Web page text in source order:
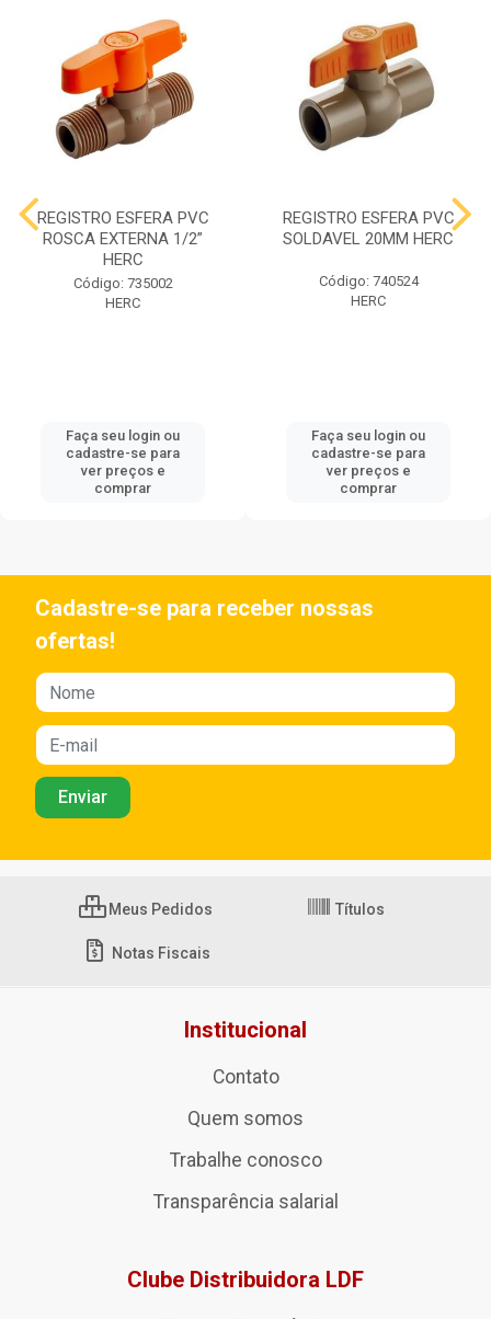
REGISTRO ESFERA PVC
ROSCA EXTERNA 1/2”
HERC
Código: 735002
HERC
Faça seu login ou
cadastre-se para
ver preços e
comprar
REGISTRO ESFERA PVC
SOLDAVEL 20MM HERC
Código: 740524
HERC
Faça seu login ou
cadastre-se para
ver preços e
comprar
Cadastre-se para receber nossas
ofertas!
Meus Pedidos Títulos
Notas Fiscais
Institucional
Contato
Quem somos
Trabalhe conosco
Transparência salarial
Clube Distribuidora LDF